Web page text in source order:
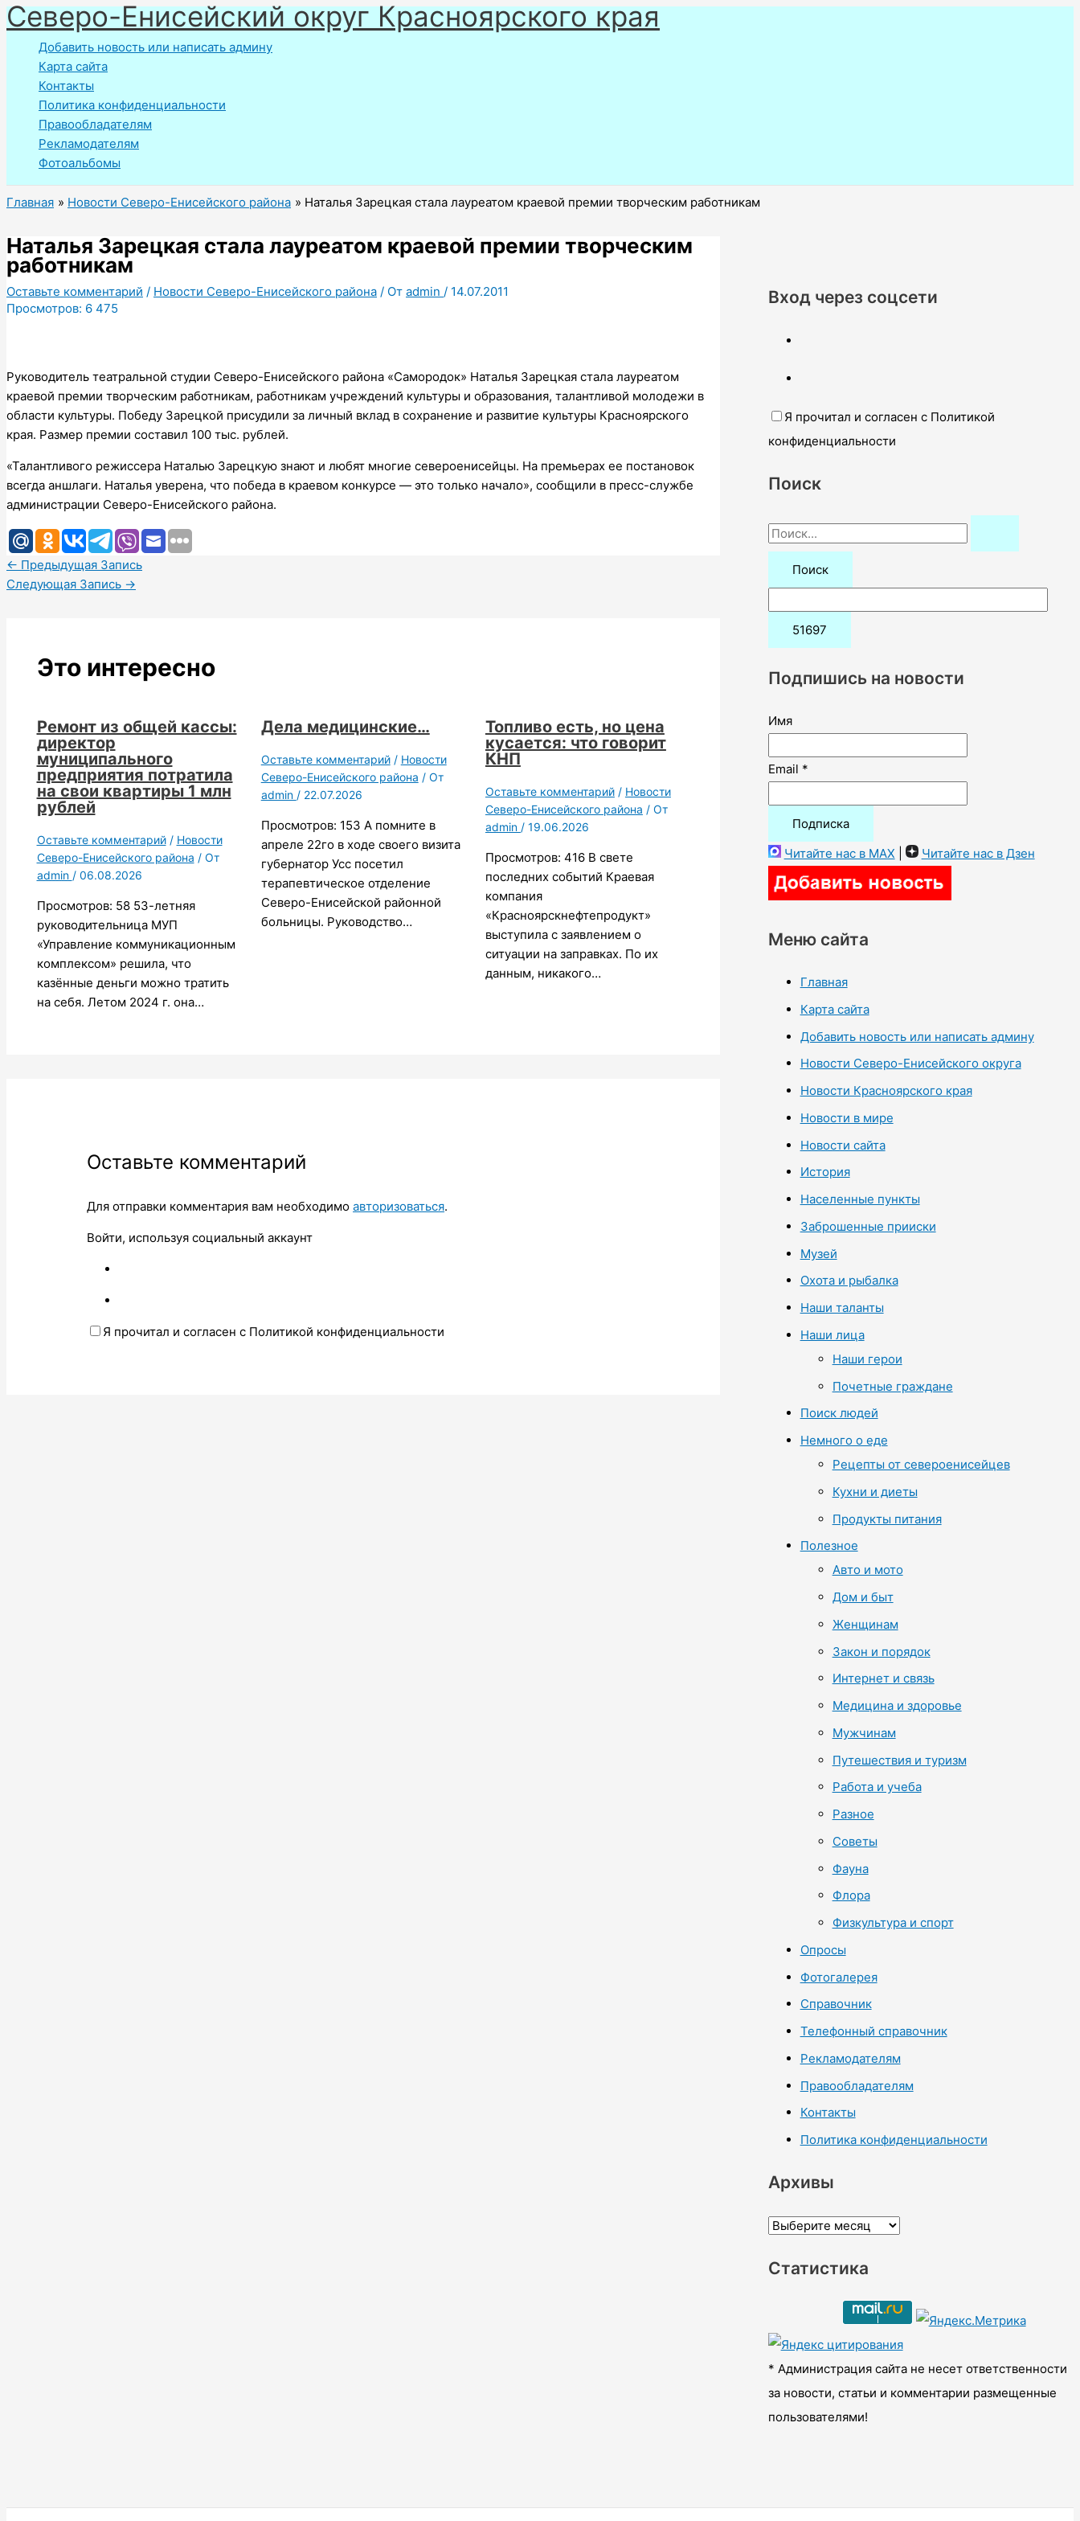
Перейти
к
содержимому
Северо-Енисейский округ Красноярского края
Добавить новость или написать админу
Карта сайта
Контакты
Политика конфиденциальности
Правообладателям
Рекламодателям
Фотоальбомы
Главная Новости Северо-Енисейского района Наталья Зарецкая стала лауреатом краевой премии творческим работникам
Наталья Зарецкая стала лауреатом краевой премии творческим
работникам
Оставьте комментарий / Новости Северо-Енисейского района / От admin / 14.07.2011
Просмотров: 6 475
Руководитель театральной студии Северо-Енисейского района «Самородок» Наталья Зарецкая стала лауреатом
краевой премии творческим работникам, работникам учреждений культуры и образования, талантливой молодежи в
области культуры. Победу Зарецкой присудили за личный вклад в сохранение и развитие культуры Красноярского
края. Размер премии составил 100 тыс. рублей.
«Талантливого режиссера Наталью Зарецкую знают и любят многие североенисейцы. На премьерах ее постановок
всегда аншлаги. Наталья уверена, что победа в краевом конкурсе — это только начало», сообщили в пресс-службе
администрации Северо-Енисейского района.
← Предыдущая Запись
Следующая Запись →
Это интересно
Ремонт из общей кассы:
директор
муниципального
предприятия потратила
на свои квартиры 1 млн
рублей
Оставьте комментарий / Новости
Северо-Енисейского района / От
admin / 06.08.2026
Просмотров: 58 53-летняя
руководительница МУП
«Управление коммуникационным
комплексом» решила, что
казённые деньги можно тратить
на себя. Летом 2024 г. она…
Дела медицинские…
Оставьте комментарий / Новости
Северо-Енисейского района / От
admin / 22.07.2026
Просмотров: 153 А помните в
апреле 22го в ходе своего визита
губернатор Усс посетил
терапевтическое отделение
Северо-Енисейской районной
больницы. Руководство…
Топливо есть, но цена
кусается: что говорит
КНП
Оставьте комментарий / Новости
Северо-Енисейского района / От
admin / 19.06.2026
Просмотров: 416 В свете
последних событий Краевая
компания
«Красноярскнефтепродукт»
выступила с заявлением о
ситуации на заправках. По их
данным, никакого…
Оставьте комментарий
Для отправки комментария вам необходимоавторизоваться.
Войти, используя социальный аккаунт
Я прочитал и согласен с Политикой конфиденциальности
Вход через соцсети
Я прочитал и согласен с Политикой
конфиденциальности
Поиск
П
о
:
Подпишись на новости
Имя
Email *
Читайте нас в MAX Читайте нас в Дзен
Меню сайта
Главная
Карта сайта
Добавить новость или написать админу
Новости Северо-Енисейского округа
Новости Красноярского края
Новости в мире
Новости сайта
История
Населенные пункты
Заброшенные прииски
Музей
Охота и рыбалка
Наши таланты
Наши лица
Наши герои
Почетные граждане
Поиск людей
Немного о еде
Рецепты от североенисейцев
Кухни и диеты
Продукты питания
Полезное
Авто и мото
Дом и быт
Женщинам
Закон и порядок
Интернет и связь
Медицина и здоровье
Мужчинам
Путешествия и туризм
Работа и учеба
Разное
Советы
Фауна
Флора
Физкультура и спорт
Опросы
Фотогалерея
Справочник
Телефонный справочник
Рекламодателям
Правообладателям
Контакты
Политика конфиденциальности
Архивы
А
х
ы
Статистика
* Администрация сайта не несет ответственности
за новости, статьи и комментарии размещенные
пользователями!